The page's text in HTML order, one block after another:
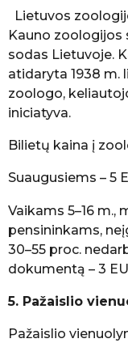
Lietuvos
Kauno zoologijos
sodas Lietuvoje.
atidaryta 1938 m.
zoologo,
iniciatyva.
Bilietų kaina į
Suaugusiems – 5
Vaikams 5–16
pensininkams,
30–55 proc.
dokumentą – 3
5. Pažaislio
Pažaislio